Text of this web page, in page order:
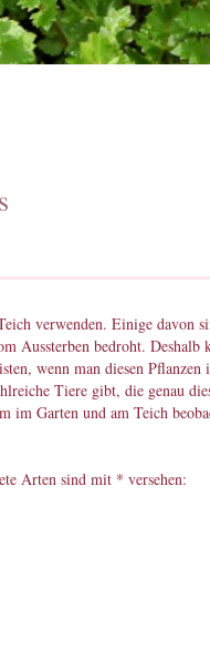
verwenden. Einige davon
Aussterben bedroht. Deshalb
wenn man diesen Pflanzen
Tiere gibt, die genau
im Garten und am Teich
Arten sind mit * versehen: